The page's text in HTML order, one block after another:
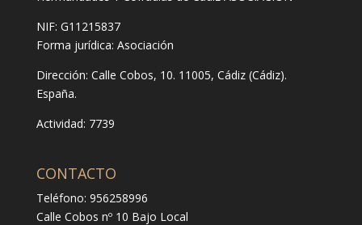
NIF: G11215837
Forma jurídica: Asociación
Dirección: Calle Cobos, 10. 11005, Cádiz (Cádiz).
España.
Actividad: 7739
CONTACTO
Teléfono: 956258996
Calle Cobos nº 10 Bajo Local